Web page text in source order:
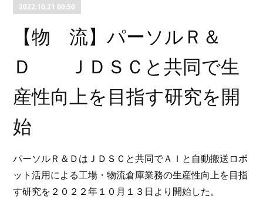
2022.10.21 00:50
【物 流】パーソルＲ＆
Ｄ ＪＤＳＣと共同で生
産性向上を目指す研究を開
始
パーソルＲ＆ＤはＪＤＳＣと共同でＡＩと自動搬送ロボ
ット活用による工場・物流倉庫業務の生産性向上を目指
す研究を２０２２年１０月１３日より開始した。